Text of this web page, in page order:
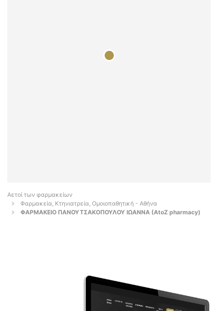
Αετοί των φαρμακείων
Φαρμακεία, Κτηνιατρεία, Ομοιοπαθητική - Αθήνα
ΦΑΡΜΑΚΕΙΟ ΠΑΝΟΥΤΣΑΚΟΠΟΥΛΟΥ ΙΩΑΝΝΑ (AtoZ pharmacy)